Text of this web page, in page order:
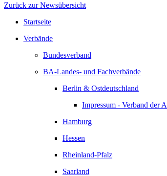
Zurück zur Newsübersicht
Startseite
Verbände
Bundesverband
BA-Landes- und Fachverbände
Berlin & Ostdeutschland
Impressum - Verband der
Hamburg
Hessen
Rheinland-Pfalz
Saarland